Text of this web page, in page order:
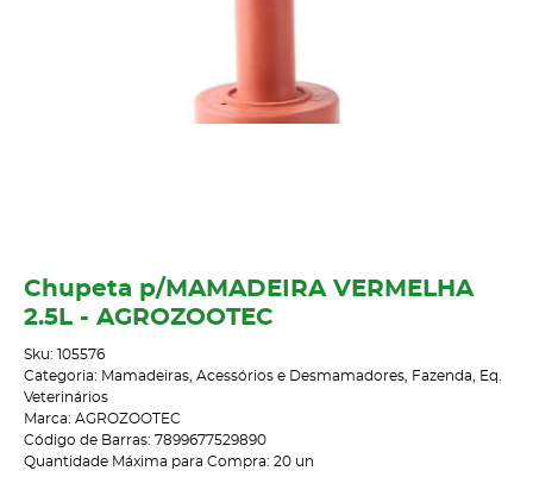
Chupeta p/MAMADEIRA VERMELHA
2.5L - AGROZOOTEC
Sku: 105576
Categoria: Mamadeiras, Acessórios e Desmamadores Fazenda
Eq.
Veterinários
Marca: AGROZOOTEC
Código de Barras: 7899677529890
Quantidade Máxima para Compra: 20 un